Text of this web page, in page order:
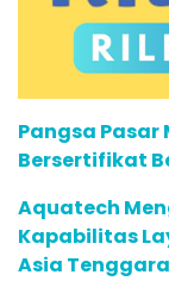
Pangsa
Bersertifikat
Aquatech
Kapabilitas
Asia Tenggara